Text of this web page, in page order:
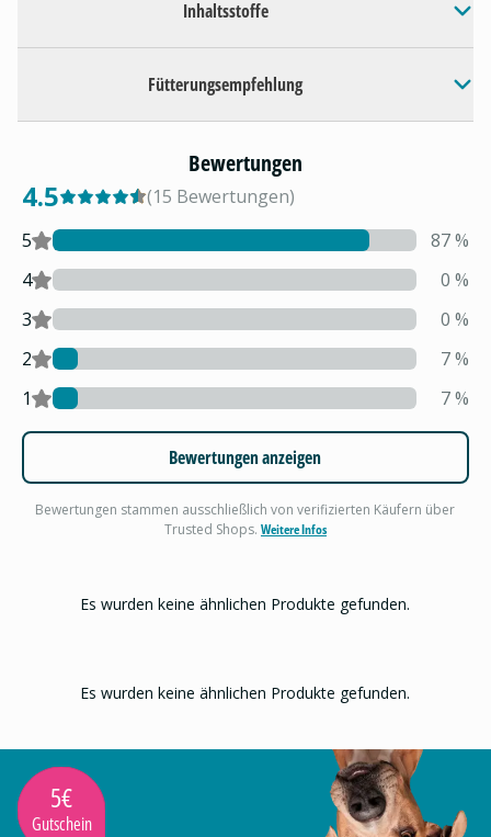
Inhaltsstoffe
Fütterungsempfehlung
Bewertungen
4.5 (15 Bewertungen)
5
87%
4
0 %
3
0 %
2
7%
1
7%
Bewertungen anzeigen
Bewertungen stammen ausschließlich von verifizierten Käufern über
Trusted Shops. Weitere Infos
Es wurden keine ähnlichen Produkte gefunden.
Es wurden keine ähnlichen Produkte gefunden.
5€
Gutschein